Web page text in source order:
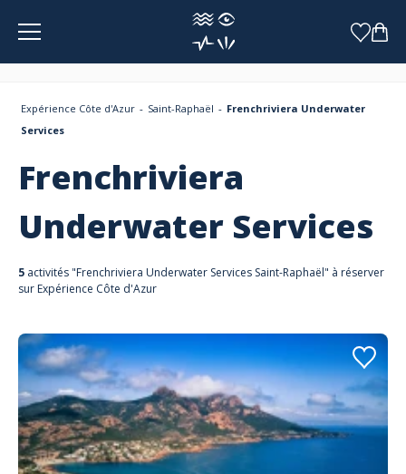
Panneau de gestion des cookies
Expérience Côte d'Azur Saint-Raphaël
Frenchriviera Underwater
Services
Frenchriviera
Underwater Services
5 activités "Frenchriviera Underwater Services Saint-Raphaël" à réserver
sur Expérience Côte d'Azur